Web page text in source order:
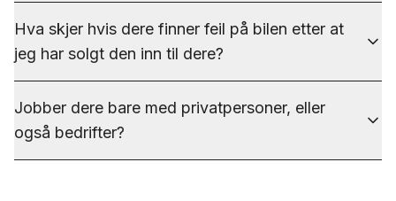
Hva skjer hvis dere finner feil på bilen etter at
jeg har solgt den inn til dere?
Jobber dere bare med privatpersoner, eller
også bedrifter?